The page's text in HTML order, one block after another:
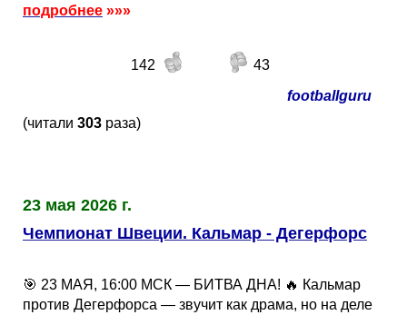
подробнее »»»
142
43
footballguru
(читали 303 раза)
23 мая 2026 г.
Чемпионат Швеции. Кальмар - Дегерфорс
🎯 23 МАЯ, 16:00 МСК — БИТВА ДНА! 🔥 Кальмар
против Дегерфорса — звучит как драма, но на деле